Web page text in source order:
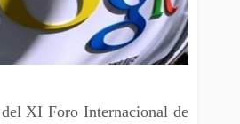
XI Foro Internacional de